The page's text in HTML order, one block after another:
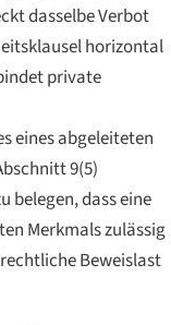
dasselbe Verbot
horizontal
private
eines abgeleiteten
9(5)
belegen, dass eine
Merkmals zulässig
Beweislast